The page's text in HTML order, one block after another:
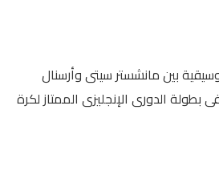
بين مانشستر سيتى وأرسنال
بطولة الدورى الإنجليزى الممتاز لكرة